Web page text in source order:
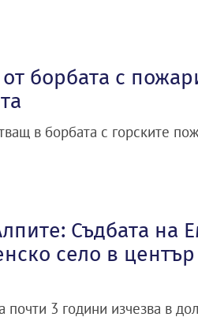
борбата с
в борбата с горските
Съдбата на
село в
3 години изчезва в